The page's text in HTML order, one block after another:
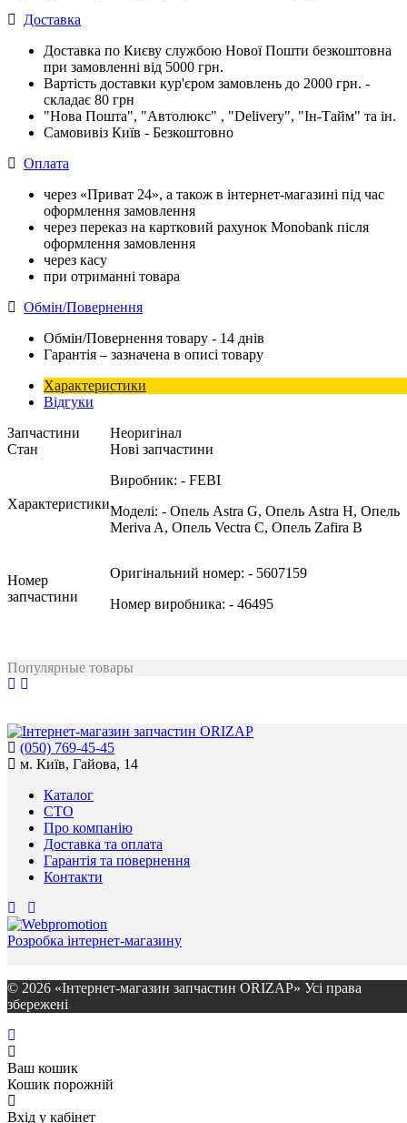
Доставка
Доставка по Києву службою Нової Пошти безкоштовна
при замовленні від 5000 грн.
Вартість доставки кур'єром замовлень до 2000 грн. -
складає 80 грн
"Нова Пошта", "Автолюкс" , "Delivery", "Iн-Тайм" та ін.
Самовивіз Київ - Безкоштовно
Оплата
через «Приват 24», а також в інтернет-магазині під час
оформлення замовлення
через переказ на картковий рахунок Monobank після
оформлення замовлення
через касу
при отриманні товара
Обмін/Повернення
Обмін/Повернення товару - 14 днів
Гарантія – зазначена в описі товару
Характеристики
Відгуки
Запчастини
Неоригінал
Стан
Нові запчастини
Характеристики
Виробник: - FEBI
Моделі: - Опель Astra G, Опель Astra H, Опель
Meriva A, Опель Vectra C, Опель Zafira B
Номер
запчастини
Оригінальний номер: - 5607159
Номер виробника: - 46495
Популярные товары
(050) 769-45-45
м. Київ, Гайова, 14
Каталог
СТО
Про компанію
Доставка та оплата
Гарантія та повернення
Контакти
Розробка інтернет-магазину
© 2026 «Інтернет-магазин запчастин ORIZAP» Усі права
збережені
Ваш кошик
Кошик порожній
Вхід у кабінет